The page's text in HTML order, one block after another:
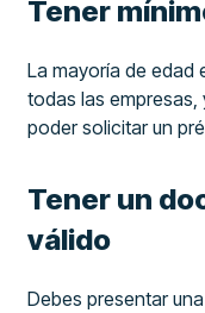
Tener
La mayoría de edad
todas las
poder solicitar un
Tener un
válido
Debes presentar